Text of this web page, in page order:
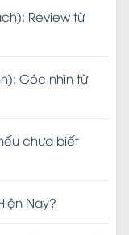
Review từ
Góc nhìn từ
chưa biết
Nay?